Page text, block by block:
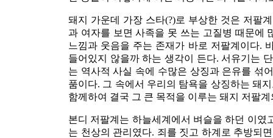
돼지 가운데 가장 스타(?)로 부상한 것은 저팔
과 여자를 보면 사족을 못 쓰는 고질병 때문에
느낌과 웃음을 주는 존재가 바로 저팔계이다.
들어있지 않을까 하는 생각이 든다. 서유기는
는 역사적 사실 속에 수많은 상징과 은유를 섞
품이다. 그 속에서 우리의 탐욕을 상징하는 돼
함께하여 결국 그 큰 목적을 이루는 돼지 저팔
본디 저팔계는 하늘세계에서 벼슬을 하던 이
는 천상의 관리였다. 죄를 짓고 하계로 추방되